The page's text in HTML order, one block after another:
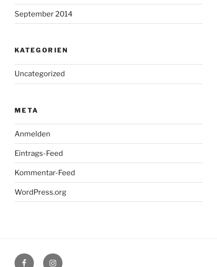
September 2014
KATEGORIEN
Uncategorized
META
Anmelden
Eintrags-Feed
Kommentar-Feed
WordPress.org
FacebookInstagram